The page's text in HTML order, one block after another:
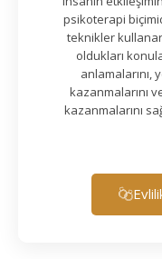
psikoterapi
teknikler
oldukları
anlamalarını,
kazanmalarını
kazanmalarını